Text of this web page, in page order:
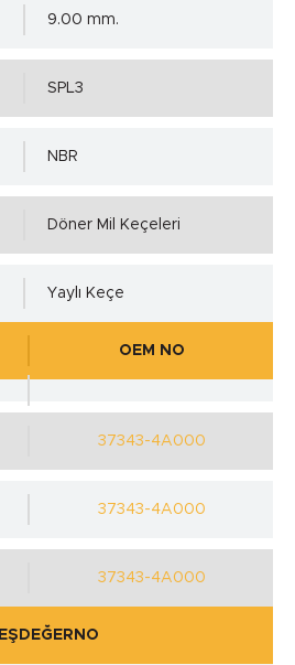
9.00 mm.
SPL3
NBR
Döner Mil Keçeleri
Yaylı Keçe
OEM NO
37343-4A000
37343-4A000
37343-4A000
EŞDEĞERNO